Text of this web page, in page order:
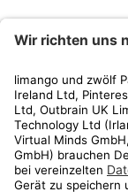
Kundenservice
Shop
Aktionen